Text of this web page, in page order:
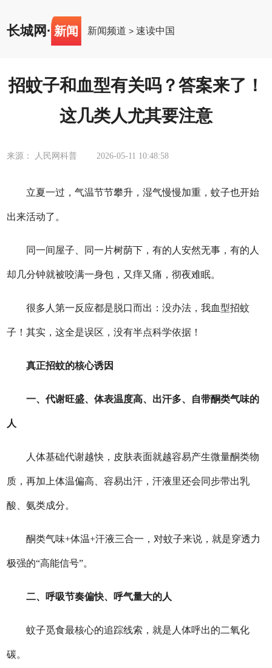
长城网 · 新闻 新闻频道 >速读中国
招蚊子和血型有关吗？答案来了！
这几类人尤其要注意
来源： 人民网科普 2026-05-11 10:48:58
立夏一过，气温节节攀升，湿气慢慢加重，蚊子也开始
出来活动了。
同一间屋子、同一片树荫下，有的人安然无事，有的人
却几分钟就被咬满一身包，又痒又痛，彻夜难眠。
很多人第一反应都是脱口而出：没办法，我血型招蚊
子！其实，这全是误区，没有半点科学依据！
真正招蚊的核心诱因
一、代谢旺盛、体表温度高、出汗多、自带酮类气味的
人
人体基础代谢越快，皮肤表面就越容易产生微量酮类物
质，再加上体温偏高、容易出汗，汗液里还会同步带出乳
酸、氨类成分。
酮类气味+体温+汗液三合一，对蚊子来说，就是穿透力
极强的“高能信号”。
二、呼吸节奏偏快、呼气量大的人
蚊子觅食最核心的追踪线索，就是人体呼出的二氧化
碳。